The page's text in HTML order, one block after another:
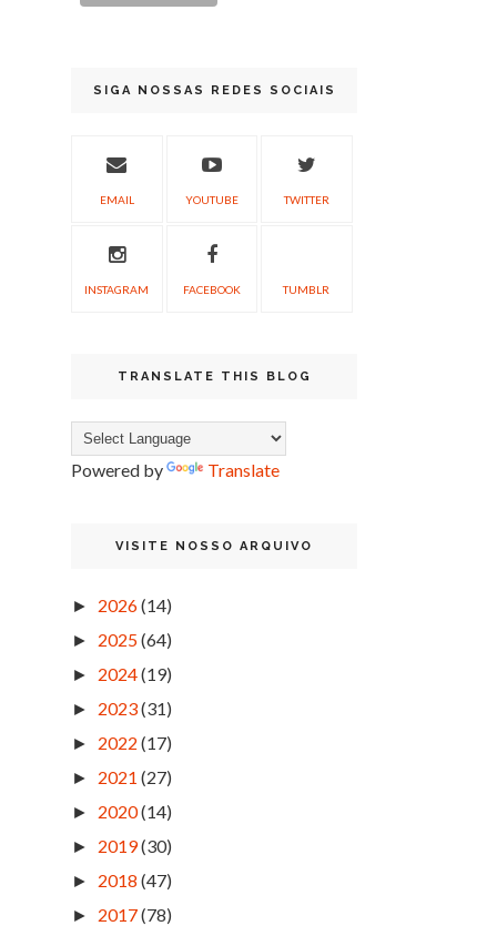
SIGA NOSSAS REDES SOCIAIS
EMAIL YOUTUBE TWITTER
INSTAGRAM FACEBOOK TUMBLR
TRANSLATE THIS BLOG
Powered by Translate
VISITE NOSSO ARQUIVO
► 2026(14)
► 2025(64)
► 2024(19)
► 2023(31)
► 2022 (17)
► 2021 (27)
► 2020(14)
► 2019(30)
► 2018 (47)
► 2017(78)